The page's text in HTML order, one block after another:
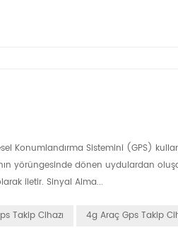
Sistemini (GPS)
yörüngesinde dönen uydulardan
iletir. Sinyal Alma...
Takip Cihazı 4g Araç Gps Takip